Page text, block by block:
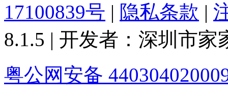
17100839号 | 隐私条款 |
8.1.5 | 开发者：深圳市
粤公网安备